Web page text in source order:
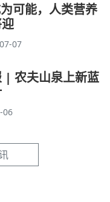
可能，人类营养
07
| 农夫山泉上新蓝
06